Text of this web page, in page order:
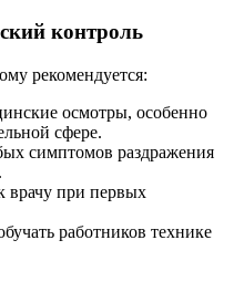
контроль
рекомендуется:
осмотры, особенно
сфере.
симптомов раздражения
врачу при первых
работников технике